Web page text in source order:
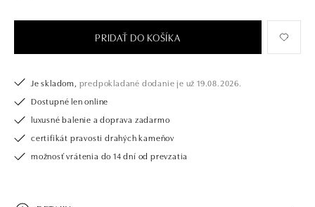
PRIDAŤ DO KOŠÍKA
Je skladom, predpokladané dodanie je už 19.08.2026.
Dostupné len online
luxusné balenie a doprava zadarmo
certifikát pravosti drahých kameňov
možnosť vrátenia do 14 dní od prevzatia